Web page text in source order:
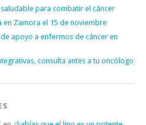
para combatir el cáncer
en Zamora el 15 de noviembre
apoyo a enfermos de cáncer en
consulta antes a tu oncólogo